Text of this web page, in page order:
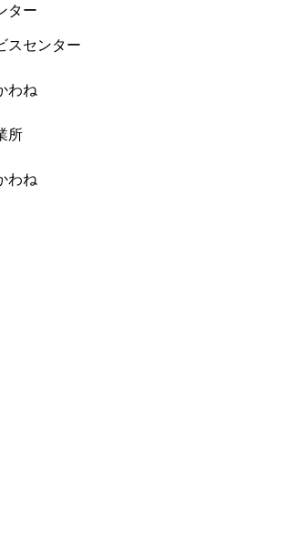
ター
スセンター
わね
所
わね